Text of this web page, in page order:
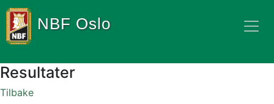
NBF Oslo
Resultater
Tilbake